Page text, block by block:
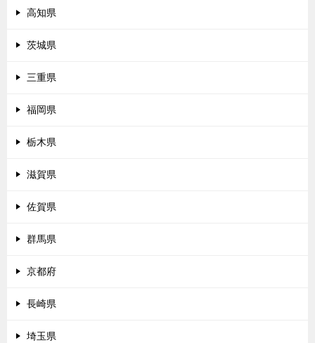
高知県
茨城県
三重県
福岡県
栃木県
滋賀県
佐賀県
群馬県
京都府
長崎県
埼玉県